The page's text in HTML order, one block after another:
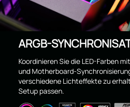
ARGB-
Koordinieren Sie die LED-Farben
und Motherboard-
verschiedene Lichteffekte zu
Setup passen.